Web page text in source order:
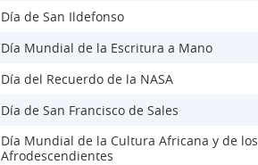
Día de San Ildefonso
Día Mundial de la Escritura a Mano
Día del Recuerdo de la NASA
Día de San Francisco de Sales
Día Mundial de la Cultura Africana y de los
Afrodescendientes